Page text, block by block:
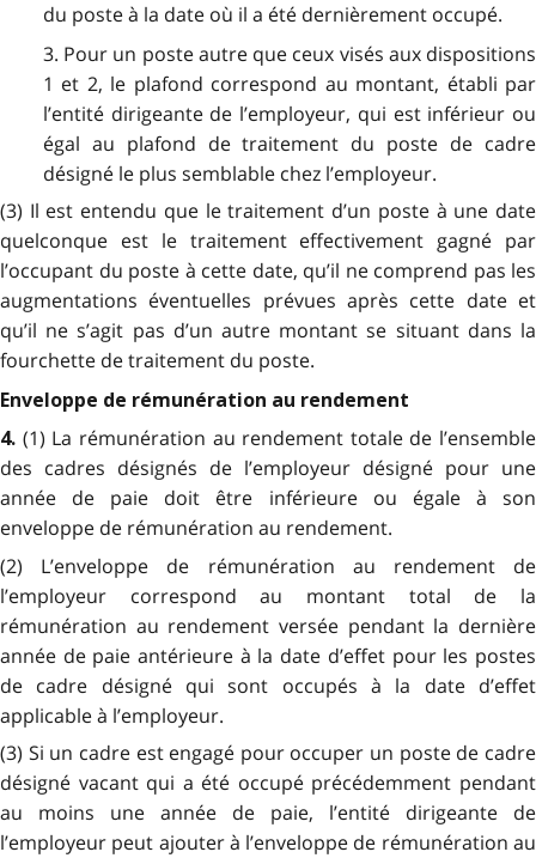
du poste à la date où il a été dernièrement occupé.
3. Pour un poste autre que ceux visés aux dispositions
1 et 2, le plafond correspond au montant, établi par
l’entité dirigeante de l’employeur, qui est inférieur ou
égal au plafond de traitement du poste de cadre
désigné le plus semblable chez l’employeur.
(3) Il est entendu que le traitement d’un poste à une date
quelconque est le traitement effectivement gagné par
l’occupant du poste à cette date, qu’il ne comprend pas les
augmentations éventuelles prévues après cette date et
qu’il ne s’agit pas d’un autre montant se situant dans la
fourchette de traitement du poste.
Enveloppe de rémunération au rendement
4. (1) La rémunération au rendement totale de l’ensemble
des cadres désignés de l’employeur désigné pour une
année de paie doit être inférieure ou égale à son
enveloppe de rémunération au rendement.
(2) L’enveloppe de rémunération au rendement de
l’employeur correspond au montant total de la
rémunération au rendement versée pendant la dernière
année de paie antérieure à la date d’effet pour les postes
de cadre désigné qui sont occupés à la date d’effet
applicable à l’employeur.
(3) Si un cadre est engagé pour occuper un poste de cadre
désigné vacant qui a été occupé précédemment pendant
au moins une année de paie, l’entité dirigeante de
l’employeur peut ajouter à l’enveloppe de rémunération au